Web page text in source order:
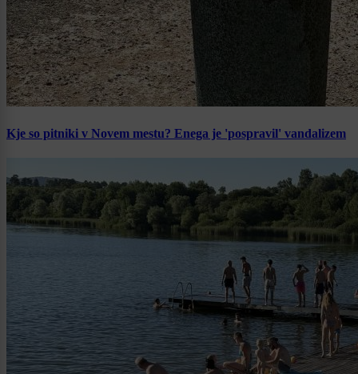
Kje so pitniki v Novem mestu? Enega je 'pospravil' vandalizem